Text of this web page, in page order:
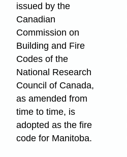
issued by the
Canadian
Commission on
Building and Fire
Codes of the
National Research
Council of Canada,
as amended from
time to time, is
adopted as the fire
code for Manitoba.